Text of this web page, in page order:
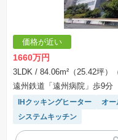
価格が近い
1660万円
3LDK / 84.06m²（25.42坪）
遠州鉄道「遠州病院」歩9分
IHクッキングヒーター オー
システムキッチン